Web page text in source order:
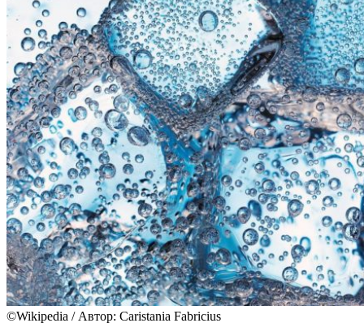
©Wikipedia / Автор: Caristania Fabricius